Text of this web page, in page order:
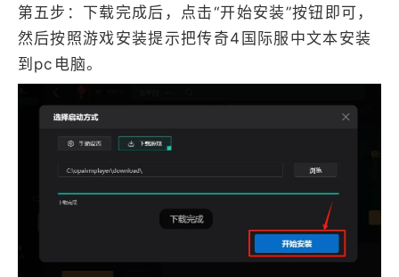
第五步：下载完成后，点击“开始安装”按钮即可，
然后按照游戏安装提示把传奇4国际服中文本安装
到pc电脑。